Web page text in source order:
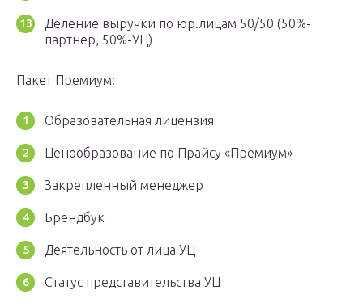
Деление выручки по юр.лицам 50/50 (50%-
партнер, 50%-УЦ)
Пакет Премиум:
Образовательная лицензия
Ценообразование по Прайсу «Премиум»
Закрепленный менеджер
Брендбук
Деятельность от лица УЦ
Статус представительства УЦ